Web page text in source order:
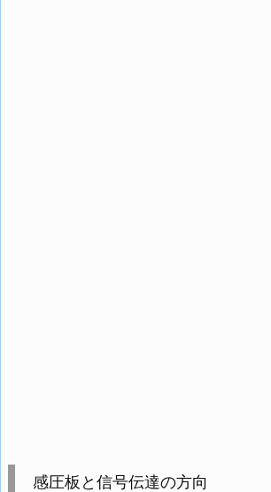
感圧板と信号伝達の方向